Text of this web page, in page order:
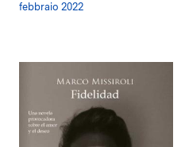
febbraio 2022